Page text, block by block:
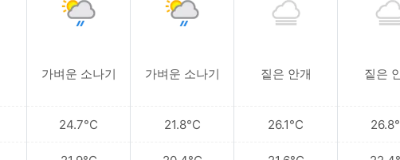
가벼운 소나기
24.7°C
가벼운 소나기
21.8°C
짙은 안개
26.1°C
짙은